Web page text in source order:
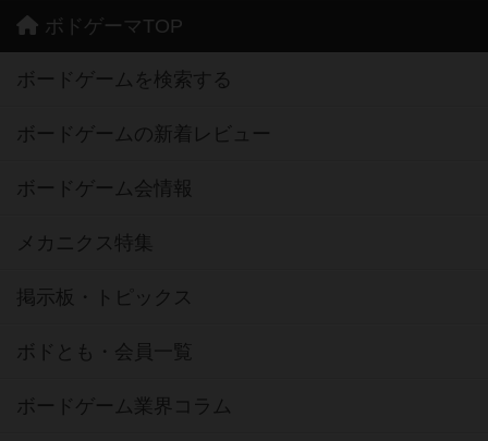
ボドゲーマTOP
ボードゲームを検索する
ボードゲームの新着レビュー
ボードゲーム会情報
メカニクス特集
掲示板・トピックス
ボドとも・会員一覧
ボードゲーム業界コラム